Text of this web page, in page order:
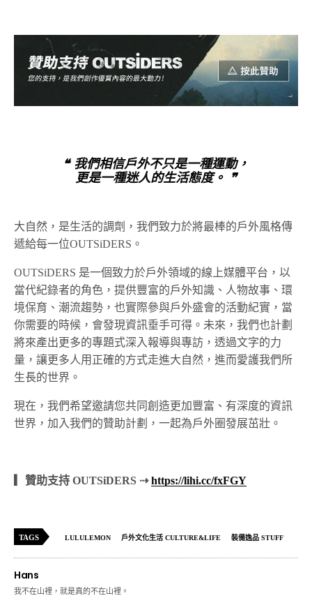
❝ 我們相信戶外不只是一種運動，
更是一種迷人的生活態度。 ❞
大自然，是生活的調劑，我們致力於將最棒的戶外風格傳
遞給每一位OUTSiDERS。
OUTSiDERS 是一個致力於戶外領域的線上媒體平台，以
當代紀錄者的角色，提供豐富的戶外知識、人物故事、環
境保育、潮流趨勢，也實際參與戶外盛會的活動紀實，當
你需要的時候，會發現資訊垂手可得。未來，我們也計劃
將來產出更多的專題式深入報導與專訪，透過文字的力
量，讓更多人用正確的方式走進大自然，進而愛護我們所
生長的世界。
現在，我們希望邀請您共同創造更加豐富、有深度的資訊
世界，加入我們的贊助計劃，一起為戶外圈發展茁壯。
▎贊助支持 OUTSiDERS ⇢https://lihi.cc/fxFGY
TAGS LULULEMON 戶外文化生活 CULTURE&LIFE 裝備逸品 STUFF
Hans
我不在山裡，就是真的不在山裡。